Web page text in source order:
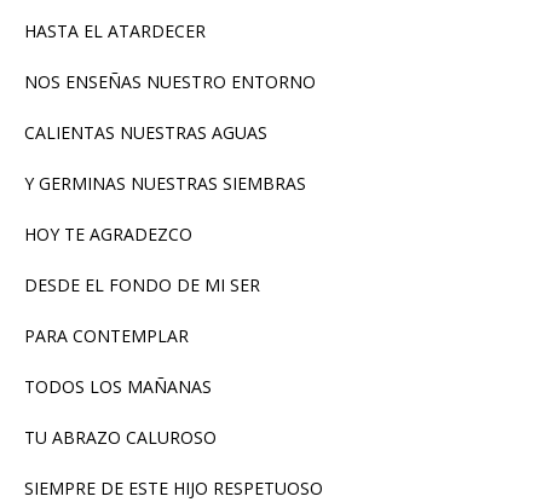
HASTA EL ATARDECER
NOS ENSEÑAS NUESTRO ENTORNO
CALIENTAS NUESTRAS AGUAS
Y GERMINAS NUESTRAS SIEMBRAS
HOY TE AGRADEZCO
DESDE EL FONDO DE MI SER
PARA CONTEMPLAR
TODOS LOS MAÑANAS
TU ABRAZO CALUROSO
SIEMPRE DE ESTE HIJO RESPETUOSO